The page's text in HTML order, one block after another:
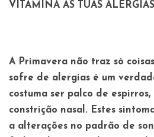
VITAMINA AS TUAS ALERGIAS
A Primavera não traz só
sofre de alergias é um
costuma ser palco de
constrição nasal. Estes
a alterações no padrão de